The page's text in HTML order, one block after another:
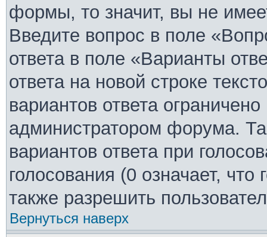
формы, то значит, вы не
Введите вопрос в поле
ответа в поле «Варианты
ответа на новой строке
вариантов ответа
администратором форума.
вариантов ответа при
голосования (0 означает,
также разрешить
Вернуться наверх